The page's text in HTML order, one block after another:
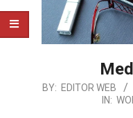
2018-
BY: EDITOR WEB
IN: